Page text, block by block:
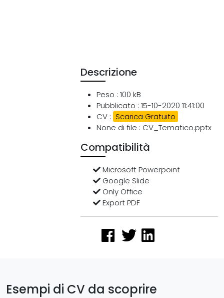
Descrizione
Peso : 100 kB
Pubblicato : 15-10-2020 11:41:00
CV : Scarica Gratuito
None di file : CV_Tematico.pptx
Compatibilità
Microsoft Powerpoint
Google Slide
Only Office
Export PDF
Esempi di CV da scoprire